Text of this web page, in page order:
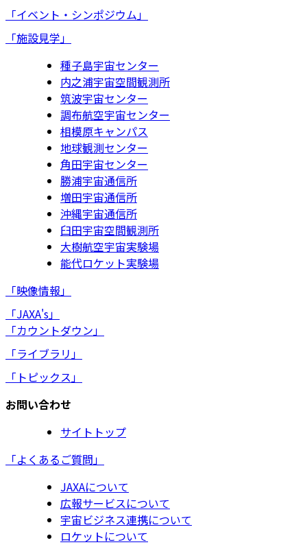
「イベント・シンポジウム」
「施設見学」
種子島宇宙センター
内之浦宇宙空間観測所
筑波宇宙センター
調布航空宇宙センター
相模原キャンパス
地球観測センター
角田宇宙センター
勝浦宇宙通信所
増田宇宙通信所
沖縄宇宙通信所
臼田宇宙空間観測所
大樹航空宇宙実験場
能代ロケット実験場
「映像情報」
「JAXA's」
「カウントダウン」
「ライブラリ」
「トピックス」
お問い合わせ
サイトトップ
「よくあるご質問」
JAXAについて
広報サービスについて
宇宙ビジネス連携について
ロケットについて